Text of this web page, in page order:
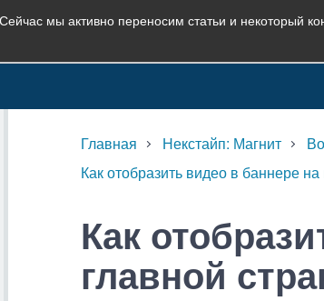
мы активно переносим статьи и некоторый
Главная Некстайп: Магнит
Как отобразить видео в баннере
Как
главной